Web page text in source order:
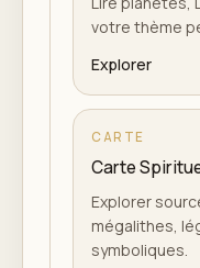
votre thème
Explorer
CARTE
Carte
Explorer
mégalithes,
symboliques.